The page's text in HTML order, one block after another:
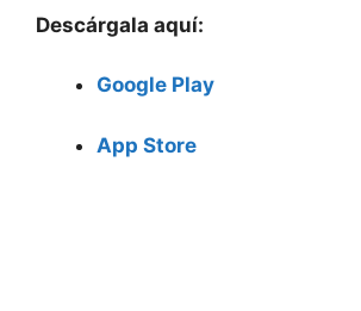
Descárgala aquí:
Google Play
App Store